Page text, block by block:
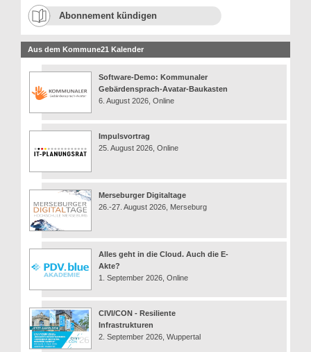
Abonnement kündigen
Aus dem Kommune21 Kalender
Software-Demo: Kommunaler
Gebärdensprach-Avatar-Baukasten
6. August 2026, Online
Impulsvortrag
25. August 2026, Online
Merseburger Digitaltage
26.-27. August 2026, Merseburg
Alles geht in die Cloud. Auch die E-
Akte?
1. September 2026, Online
CIVI/CON - Resiliente
Infrastrukturen
2. September 2026, Wuppertal